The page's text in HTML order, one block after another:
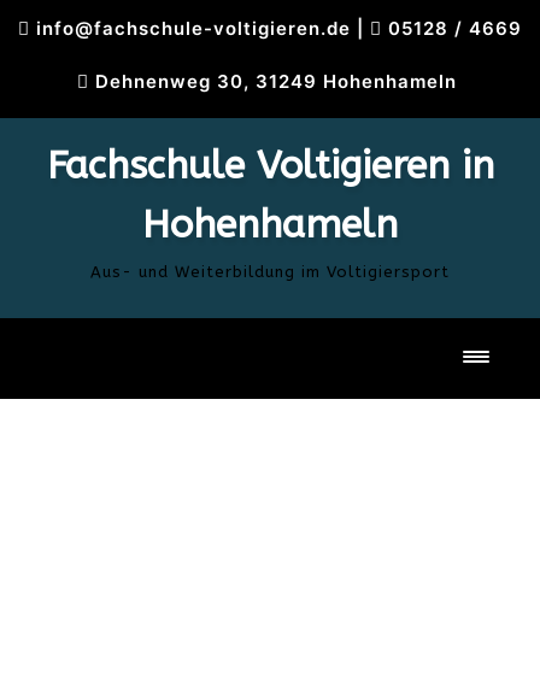
info@fachschule-voltigieren.de 05128 / 4669
Dehnenweg 30, 31249 Hohenhameln
Fachschule Voltigieren in
Hohenhameln
Aus- und Weiterbildung im Voltigiersport